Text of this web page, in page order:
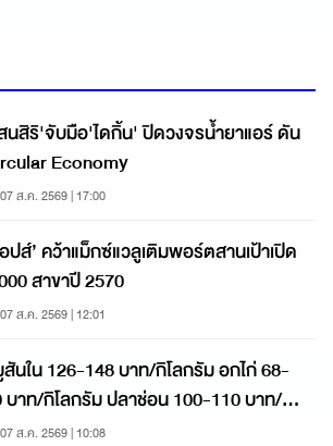
นสิริ'จับมือ'ไดกิ้น' ปิดวงจรน้ำยาแอร์ ดัน
Economy
07 ส.ค. 2569 | 17:00
ปส์’ คว้าแม็กซ์แวลูเติมพอร์ตสานเป้าเปิด
สาขาปี 2570
07 ส.ค. 2569 | 12:01
นใน 126-148 บาท/กิโลกรัม อกไก่ 68-
บาท/กิโลกรัม ปลาช่อน 100-110 บาท/
กรัม
07 ส.ค. 2569 | 10:08